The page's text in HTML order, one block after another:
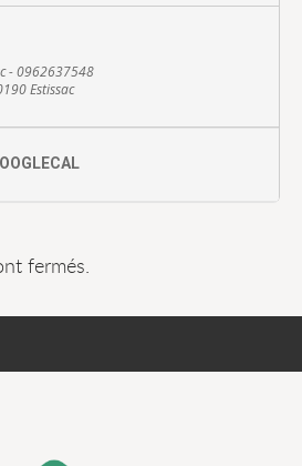
- 0962637548
Estissac
fermés.